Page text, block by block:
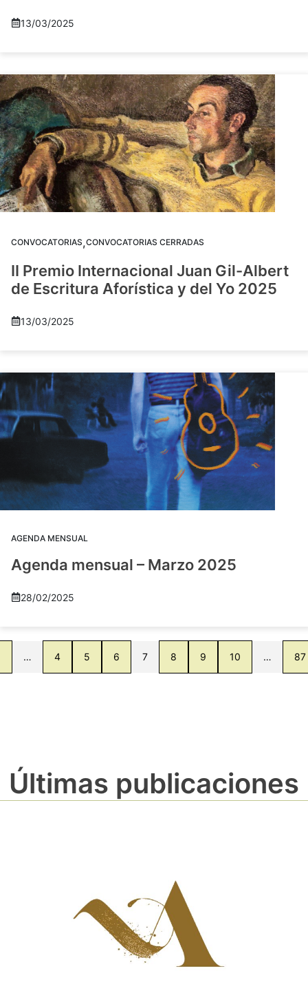
13/03/2025
CONVOCATORIAS,CONVOCATORIAS CERRADAS
II Premio Internacional Juan Gil-Albert
de Escritura Aforística y del Yo 2025
13/03/2025
AGENDA MENSUAL
Agenda mensual – Marzo 2025
28/02/2025
… 4 5 6 7 8 9 10 … 87
Últimas publicaciones